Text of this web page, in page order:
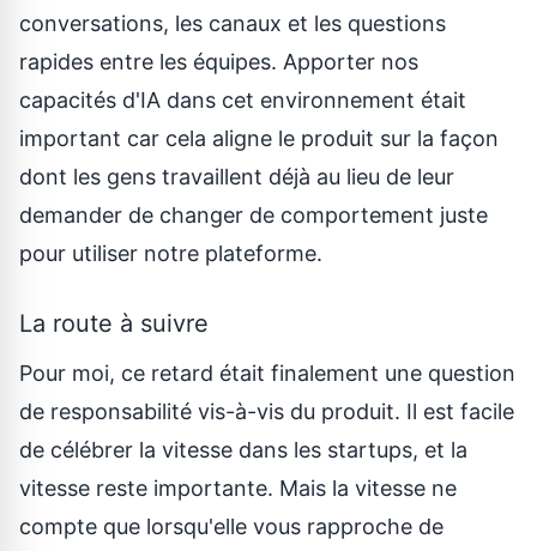
conversations, les canaux et les questions
rapides entre les équipes. Apporter nos
capacités d'IA dans cet environnement était
important car cela aligne le produit sur la façon
dont les gens travaillent déjà au lieu de leur
demander de changer de comportement juste
pour utiliser notre plateforme.
La route à suivre
Pour moi, ce retard était finalement une question
de responsabilité vis-à-vis du produit. Il est facile
de célébrer la vitesse dans les startups, et la
vitesse reste importante. Mais la vitesse ne
compte que lorsqu'elle vous rapproche de